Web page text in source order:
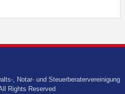
, Notar- und Steuerberatervereinigung
Rights Reserved